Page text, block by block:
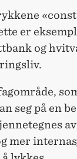
er
og
seg på en
mer